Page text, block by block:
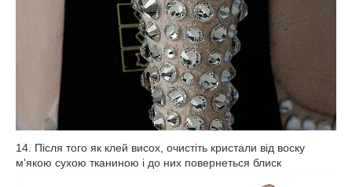
14. Після того як клей висох, очистіть кристали від воску
м'якою сухою тканиною і до них повернеться блиск